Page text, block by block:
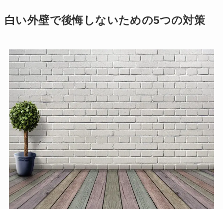
白い外壁で後悔しないための5つの対策